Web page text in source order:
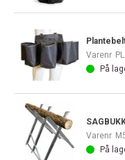
Varenr
På
Varenr
På